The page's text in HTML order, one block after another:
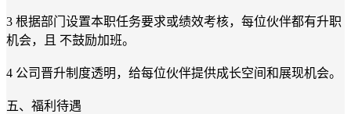
3 根据部门设置本职任务要求或绩效考核，每位伙伴都有升职
机会，且 不鼓励加班。
4 公司晋升制度透明，给每位伙伴提供成长空间和展现机会。
五、福利待遇